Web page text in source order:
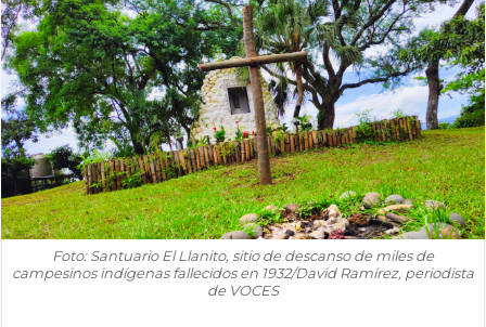
Foto: Santuario El Llanito, sitio de descanso de miles de
campesinos indígenas fallecidos en 1932/David Ramírez, periodista
de VOCES